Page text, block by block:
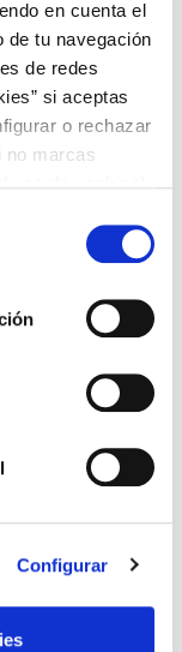
en cuenta el
de tu navegación
de redes
si aceptas
o rechazar
no marcas
Configurar
o pollo y